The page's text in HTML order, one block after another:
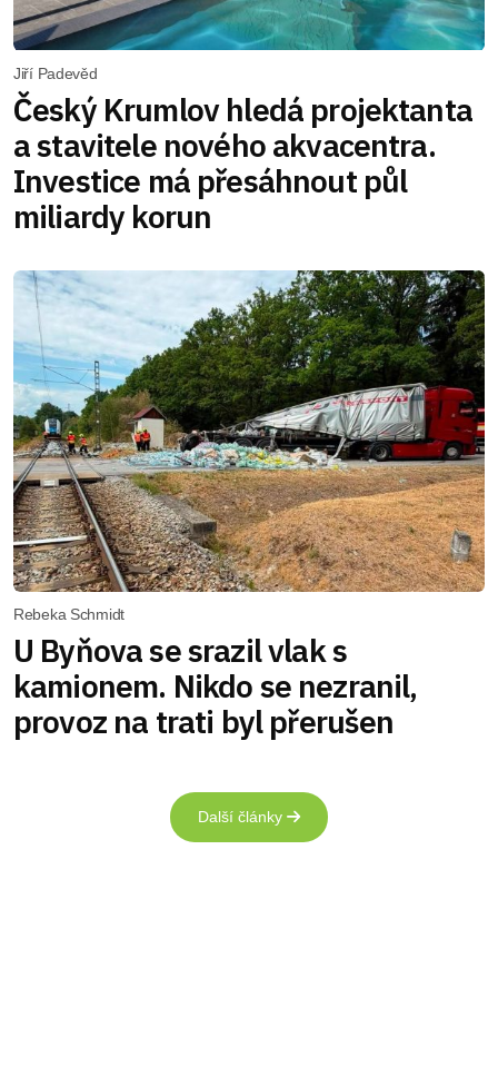
Jiří Padevěd
Český Krumlov hledá projektanta
a stavitele nového akvacentra.
Investice má přesáhnout půl
miliardy korun
Rebeka Schmidt
U Byňova se srazil vlak s
kamionem. Nikdo se nezranil,
provoz na trati byl přerušen
Další články